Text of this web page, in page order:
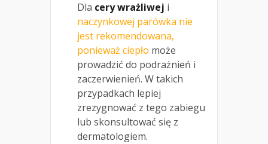
Dla cery wrażliwej i
naczynkowej parówka nie
jest rekomendowana,
ponieważ ciepło może
prowadzić do podrażnień i
zaczerwienień. W takich
przypadkach lepiej
zrezygnować z tego zabiegu
lub skonsultować się z
dermatologiem.